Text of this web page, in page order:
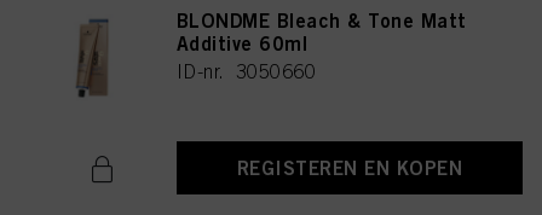
BLONDME Bleach & Tone Matt
Additive 60ml
ID-nr. 3050660
REGISTEREN EN KOPEN